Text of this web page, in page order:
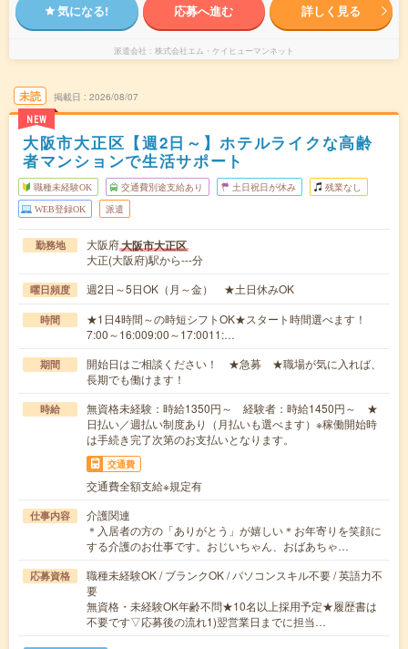
気になる! 応募へ進む 詳しく見る
派遣会社 株式会社エム・ケイヒューマンネット
未読
NEW
掲載日 2026/08/07
大阪市大正区【週2日～】ホテルライクな高齢
者マンションで生活サポート
職種未経験OK 交通費別途支給あり 土日祝日が休み 残業なし
WEB登録OK 派遣
勤務地 大阪府大阪市大正区
大正(大阪府)駅から---分
曜日頻度 週2日～5日OK（月～金） ★土日休みOK
時間
★1日4時間～の時短シフトOK★スタート時間選べます！
7:00～16:009:00～17:0011:…
期間
開始日はご相談ください！ ★急募 ★職場が気に入れば、
長期でも働けます！
時給
無資格未経験：時給1350円～ 経験者：時給1450円～ ★
日払い／週払い制度あり（月払いも選べます）※稼働開始時
は手続き完了次第のお支払いとなります。
交通費
交通費全額支給※規定有
仕事内容
介護関連
＊入居者の方の「ありがとう」が嬉しい＊お年寄りを笑顔に
する介護のお仕事です。おじいちゃん、おばあちゃ…
応募資格
職種未経験OK / ブランクOK / パソコンスキル不要 / 英語力不
要
無資格・未経験OK年齢不問★10名以上採用予定★履歴書は
不要です▽応募後の流れ1)翌営業日までに担当…